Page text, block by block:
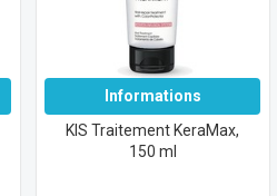
Informations
KIS Traitement KeraMax,
150 ml